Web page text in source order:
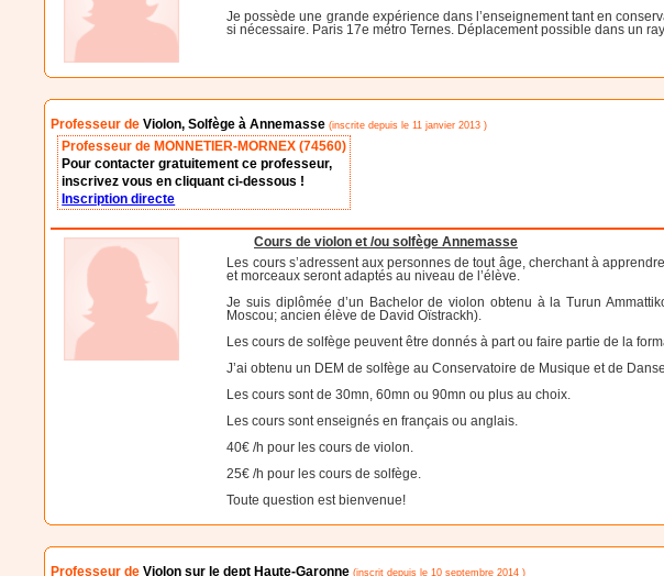
Je possède une grande expérience dans l’enseignement tant en
si nécessaire. Paris 17e métro Ternes. Déplacement possible dans un
Professeur deViolon, Solfège à Annemasse (inscrite depuis le 11 janvier 2013 )
Professeur de MONNETIER-MORNEX (74560)
Pour contacter gratuitement ce professeur,
inscrivez vous en cliquant ci-dessous !
Inscription directe
Cours de violon et /ou solfège Annemasse
Les cours s’adressent aux personnes de tout âge, cherchant à
et morceaux seront adaptés au niveau de l’élève.
Je suis diplômée d’un Bachelor de violon obtenu à la Turun
Moscou; ancien élève de David Oïstrackh).
Les cours de solfège peuvent être donnés à part ou faire partie de la
J’ai obtenu un DEM de solfège au Conservatoire de Musique et de
Les cours sont de 30mn, 60mn ou 90mn ou plus au choix.
Les cours sont enseignés en français ou anglais.
40€ /h pour les cours de violon.
25€ /h pour les cours de solfège.
Toute question est bienvenue!
Professeur deViolon sur le dept Haute-Garonne (inscrit depuis le 10 septembre 2014 )